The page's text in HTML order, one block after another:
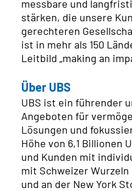
messbare und
stärken, die unsere
gerechteren
ist in mehr als 150
Leitbild „making an
Über UBS
UBS ist ein führender
Angeboten für
Lösungen und
Höhe von 6,1 Billionen
und Kunden mit
mit Schweizer
und an der New York